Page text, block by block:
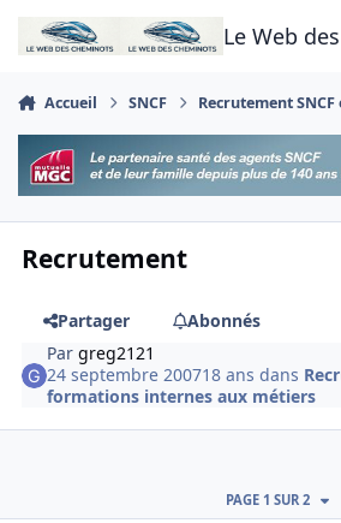
Aller au contenu
Le Web
Accueil SNCF Recrutement
Recrutement
Partager
Abonnés
Pargreg2121
24 septembre 200718 ans dans
formations internes aux métiers
PAGE 1 SUR 2